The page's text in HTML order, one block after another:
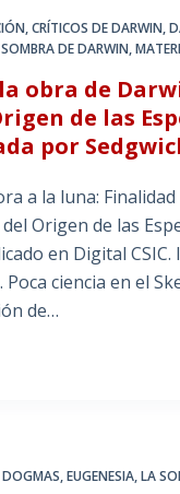
,CRÍTICOS DE DARWIN,
DE DARWIN,
obra de
de las
por
a la luna: Finalidad
Origen de las
en Digital CSIC.
ciencia en el
de…
DOGMAS,EUGENESIA,LA